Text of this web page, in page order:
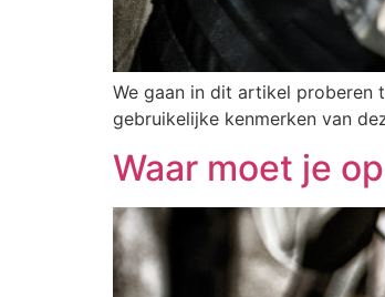
We gaan in dit artikel proberen
gebruikelijke kenmerken van
Waar moet je